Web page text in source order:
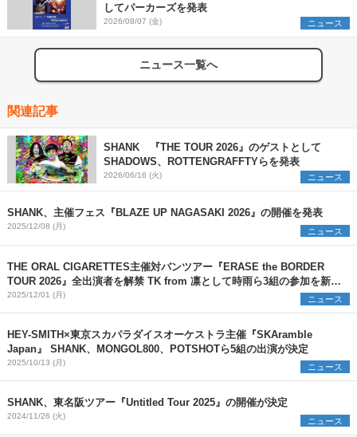
してパーカーズを発表
2026/08/07 (金) ニュース
ニュース一覧へ
関連記事
SHANK 『THE TOUR 2026』のゲストとして
SHADOWS、ROTTENGRAFFTYらを発表
2026/06/16 (火) ニュース
SHANK、主催フェス『BLAZE UP NAGASAKI 2026』の開催を発表
2025/12/08 (月) ニュース
THE ORAL CIGARETTES主催対バンツアー『ERASE the BORDER
TOUR 2026』全出演者を解禁 TK from 凛として時雨ら3組の参加を新た
に発表
2025/12/01 (月) ニュース
HEY-SMITH×東京スカパラダイスオーケストラ主催『SKAramble
Japan』 SHANK、MONGOL800、POTSHOTら5組の出演が決定
2025/10/13 (月) ニュース
SHANK、東名阪ツアー『Untitled Tour 2025』の開催が決定
2024/11/26 (火) ニュース